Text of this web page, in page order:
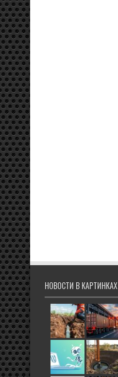
НОВОСТИ В КАРТИНКАХ